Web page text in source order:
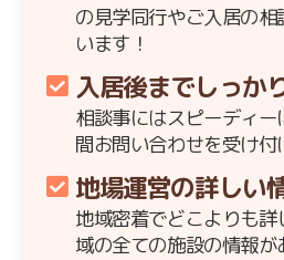
の見学同行やご入居の
います！
入居後までしっか
相談事にはスピーディ
間お問い合わせを受け付
地場運営の詳しい
地域密着でどこよりも
域の全ての施設の情報が